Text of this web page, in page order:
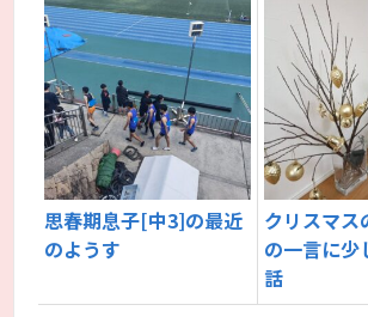
思春期息子[中3]の最近
のようす
クリスマス
の一言に少
話